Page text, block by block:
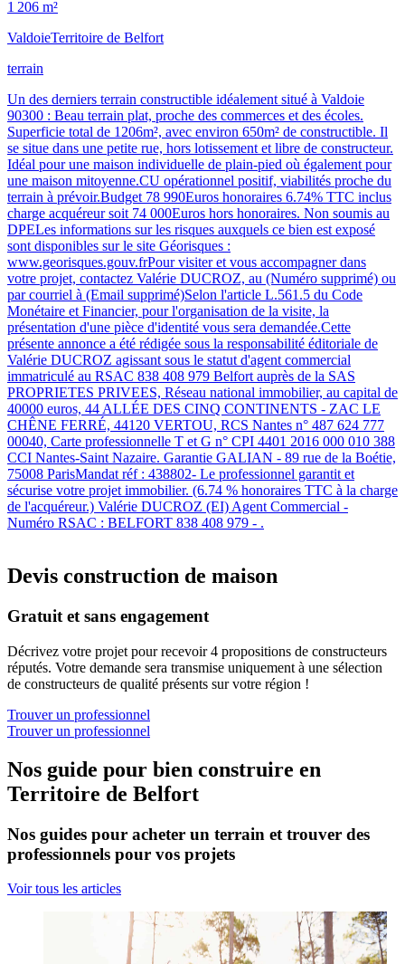
1 206 m²
ValdoieTerritoire de Belfort
terrain
Un des derniers terrain constructible idéalement situé à Valdoie
90300 : Beau terrain plat, proche des commerces et des écoles.
Superficie total de 1206m², avec environ 650m² de constructible. Il
se situe dans une petite rue, hors lotissement et libre de constructeur.
Idéal pour une maison individuelle de plain-pied où également pour
une maison mitoyenne.CU opérationnel positif, viabilités proche du
terrain à prévoir.Budget 78 990Euros honoraires 6.74% TTC inclus
charge acquéreur soit 74 000Euros hors honoraires. Non soumis au
DPELes informations sur les risques auxquels ce bien est exposé
sont disponibles sur le site Géorisques :
www.georisques.gouv.frPour visiter et vous accompagner dans
votre projet, contactez Valérie DUCROZ, au (Numéro supprimé) ou
par courriel à (Email supprimé)Selon l'article L.561.5 du Code
Monétaire et Financier, pour l'organisation de la visite, la
présentation d'une pièce d'identité vous sera demandée.Cette
présente annonce a été rédigée sous la responsabilité éditoriale de
Valérie DUCROZ agissant sous le statut d'agent commercial
immatriculé au RSAC 838 408 979 Belfort auprès de la SAS
PROPRIETES PRIVEES, Réseau national immobilier, au capital de
40000 euros, 44 ALLÉE DES CINQ CONTINENTS - ZAC LE
CHÊNE FERRÉ, 44120 VERTOU, RCS Nantes n° 487 624 777
00040, Carte professionnelle T et G n° CPI 4401 2016 000 010 388
CCI Nantes-Saint Nazaire. Garantie GALIAN - 89 rue de la Boétie,
75008 ParisMandat réf : 438802- Le professionnel garantit et
sécurise votre projet immobilier. (6.74 % honoraires TTC à la charge
de l'acquéreur.) Valérie DUCROZ (EI) Agent Commercial -
Numéro RSAC : BELFORT 838 408 979 - .
Devis construction de maison
Gratuit et sans engagement
Décrivez votre projet pour recevoir 4 propositions de constructeurs
réputés. Votre demande sera transmise uniquement à une sélection
de constructeurs de qualité présents sur votre région !
Trouver un professionnel
Trouver un professionnel
Nos guide pour bien construire en
Territoire de Belfort
Nos guides pour acheter un terrain et trouver des
professionnels pour vos projets
Voir tous les articles